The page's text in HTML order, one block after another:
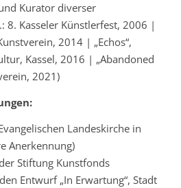
Kurator diverser
8. Kasseler Künstlerfest, 2006 |
2014 | „Echos“,
Kassel, 2016 | „Abandoned
2021)
Landeskirche in
Anerkennung)
Stiftung Kunstfonds
Entwurf „In Erwartung“, Stadt